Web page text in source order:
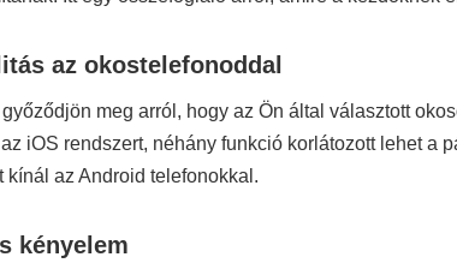
az okostelefonoddal
meg arról, hogy az Ön által választott
iOS rendszert, néhány funkció korlátozott lehet a
kínál az Android telefonokkal.
kényelem